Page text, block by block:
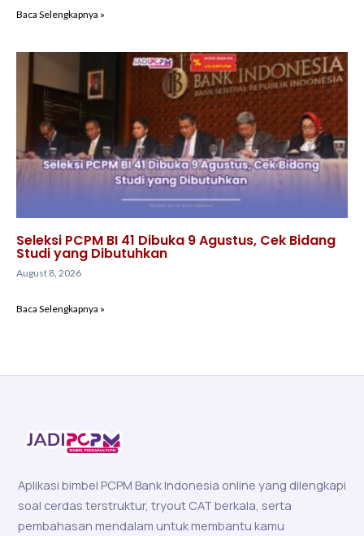
Baca Selengkapnya »
Seleksi PCPM BI 41 Dibuka 9 Agustus, Cek Bidang
Studi yang Dibutuhkan
August 8, 2026
Baca Selengkapnya »
Aplikasi bimbel PCPM Bank Indonesia online yang dilengkapi
soal cerdas terstruktur, tryout CAT berkala, serta
pembahasan mendalam untuk membantu kamu